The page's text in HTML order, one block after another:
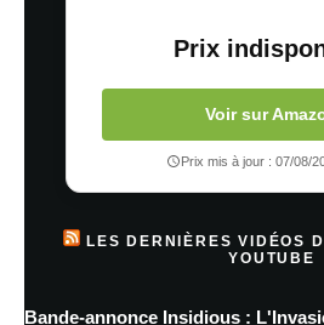
Prix
Voir sur
Prix mis à jour : 07/08/
LES DERNIÈRES VIDÉOS
YOUTUBE
Bande-annonce Insidious :